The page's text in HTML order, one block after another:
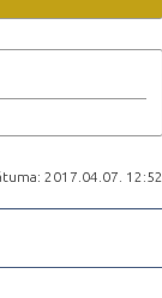
2017.04.07. 12:52